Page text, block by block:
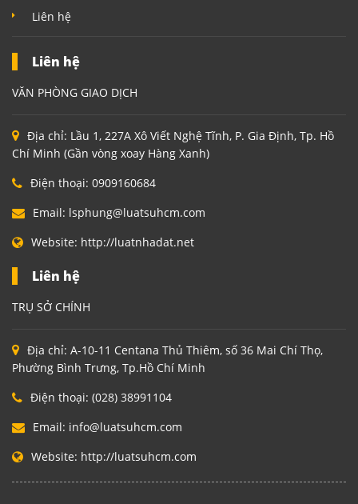
Liên hệ
Liên hệ
VĂN PHÒNG GIAO DỊCH
Địa chỉ: Lầu 1, 227A Xô Viết Nghệ Tĩnh, P. Gia Định, Tp. Hồ
Chí Minh (Gần vòng xoay Hàng Xanh)
Điện thoại: 0909160684
Email: lsphung@luatsuhcm.com
Website: http://luatnhadat.net
Liên hệ
TRỤ SỞ CHÍNH
Địa chỉ: A-10-11 Centana Thủ Thiêm, số 36 Mai Chí Thọ,
Phường Bình Trưng, Tp.Hồ Chí Minh
Điện thoại: (028) 38991104
Email: info@luatsuhcm.com
Website: http://luatsuhcm.com